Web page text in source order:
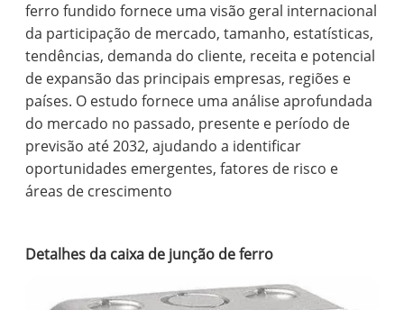
ferro fundido fornece uma visão geral internacional
da participação de mercado, tamanho, estatísticas,
tendências, demanda do cliente, receita e potencial
de expansão das principais empresas, regiões e
países. O estudo fornece uma análise aprofundada
do mercado no passado, presente e período de
previsão até 2032, ajudando a identificar
oportunidades emergentes, fatores de risco e
áreas de crescimento
Detalhes da caixa de junção de ferro